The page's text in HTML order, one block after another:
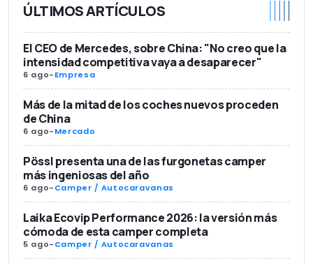
ÚLTIMOS ARTÍCULOS
El CEO de Mercedes, sobre China: "No creo que la
intensidad competitiva vaya a desaparecer"
6 ago-Empresa
Más de la mitad de los coches nuevos proceden
de China
6 ago-Mercado
Pössl presenta una de las furgonetas camper
más ingeniosas del año
6 ago-Camper / Autocaravanas
Laika Ecovip Performance 2026: la versión más
cómoda de esta camper completa
5 ago-Camper / Autocaravanas